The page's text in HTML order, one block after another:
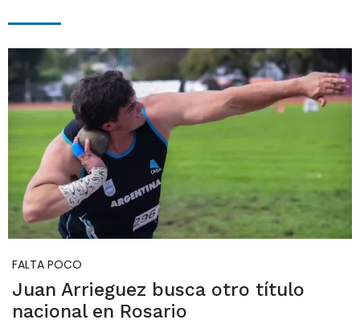
FALTA POCO
Juan Arrieguez busca otro título
nacional en Rosario